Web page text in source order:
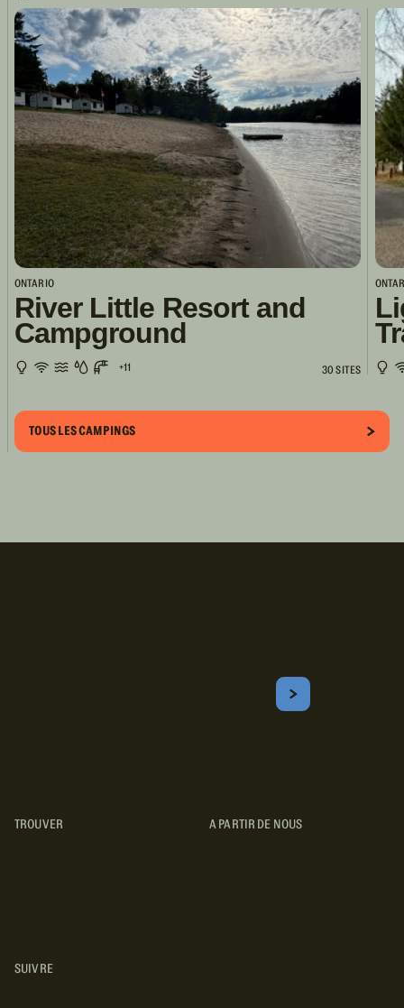
ONTARIO
River Little Resort and
Campground
+11 30 SITES
TOUS LES CAMPINGS
S'ABONNER
SUIVRE
TROUVER
A PARTIR DE NOUS